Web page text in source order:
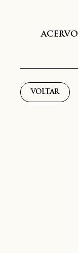
ACERVO
VOLTAR